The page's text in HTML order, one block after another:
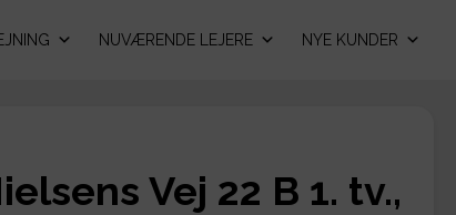
NUVÆRENDE LEJERE NYE KUNDER
Vej 22 B 1. tv.,